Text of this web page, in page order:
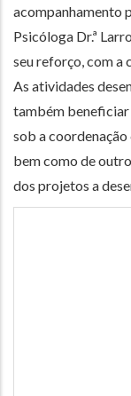
acompanhamento
Psicóloga Dr.ª
seu reforço, com a
As atividades
também beneficiar
sob a
bem como de
dos projetos a